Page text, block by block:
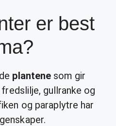
er best
plantenesom gir
gullranke og
og paraplytre har